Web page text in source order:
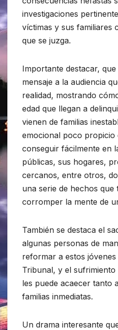
investigaciones
víctimas y sus familiares
que se juzga.
Importante destacar,
mensaje a la audiencia
realidad, mostrando
edad que llegan a
vienen de familias
emocional poco propicio
conseguir fácilmente en
públicas, sus hogares,
cercanos, entre otros,
una serie de hechos
corromper la mente de
También se destaca el
algunas personas de
reformar a estos
Tribunal, y el
les puede acaecer tanto
familias inmediatas.
Un drama interesante